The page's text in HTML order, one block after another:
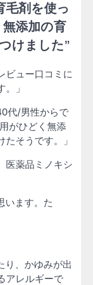
毛剤を使っ
添加の育
けました”
ビュー口コミに
」
代/男性からで
がひどく無添
そうです。」
医薬品ミノキシ
います。た
り、かゆみが出
アレルギーで